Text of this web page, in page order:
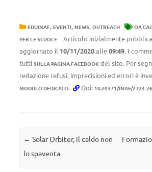
EDUINAF, EVENTI, NEWS, OUTREACH OA
PER LE SCUOLE Articolo inizialmente
aggiornato il 10/11/2020alle09:49. I
tutti SULLA PAGINA FACEBOOK del sito. Per
redazione refusi, imprecisioni ed errori è
MODULO DEDICATO. Doi: 10.20371/INAF/2724-
Navigazione articolo
← Solar Orbiter, il caldo non
lo spaventa